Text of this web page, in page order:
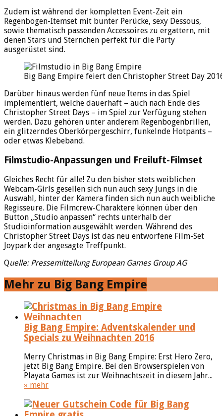
Zudem ist während der kompletten Event-Zeit ein
Regenbogen-Itemset mit bunter Perücke, sexy Dessous,
sowie thematisch passenden Accessoires zu ergattern, mit
denen Stars und Sternchen perfekt für die Party
ausgerüstet sind.
Big Bang Empire feiert den Christopher Street Day
Darüber hinaus werden fünf neue Items in das Spiel
implementiert, welche dauerhaft – auch nach Ende des
Christopher Street Days – im Spiel zur Verfügung stehen
werden. Dazu gehören unter anderem Regenbogenbrillen,
ein glitzerndes Oberkörpergeschirr, funkelnde Hotpants –
oder etwas Klebeband.
Filmstudio-Anpassungen und Freiluft-Filmset
Gleiches Recht für alle! Zu den bisher stets weiblichen
Webcam-Girls gesellen sich nun auch sexy Jungs in die
Auswahl, hinter der Kamera finden sich nun auch weibliche
Regisseure. Die Filmcrew-Charaktere können über den
Button „Studio anpassen“ rechts unterhalb der
Studioinformation ausgewählt werden. Während des
Christopher Street Days ist das neu entworfene Film-Set
Joypark der angesagte Treffpunkt.
Quelle: Pressemitteilung European Games Group AG
Mehr zu Big Bang Empire
Big Bang Empire: Adventskalender und
Specials zu Weihnachten 2016
Merry Christmas in Big Bang Empire: Erst Hero Zero,
jetzt Big Bang Empire. Bei den Browserspielen von
Playata Games ist zur Weihnachtszeit in diesem Jahr...
» mehr